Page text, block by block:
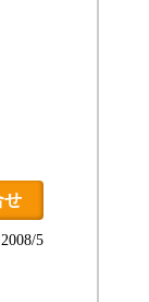
せ
5